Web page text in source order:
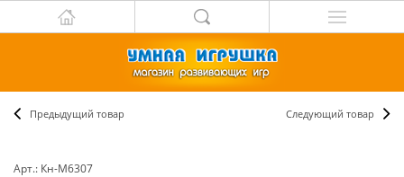
Предыдущий товар Следующий товар
Арт.: Кн-М6307